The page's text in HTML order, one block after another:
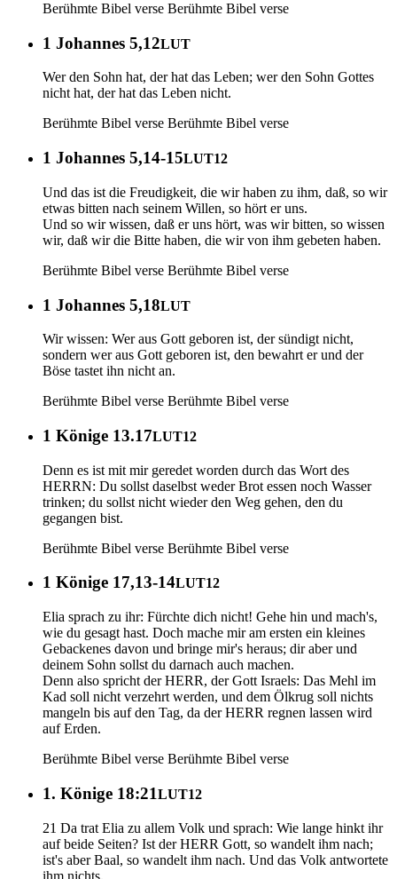
Berühmte Bibel verse Berühmte Bibel verse
1 Johannes 5,12LUT
Wer den Sohn hat, der hat das Leben; wer den Sohn Gottes
nicht hat, der hat das Leben nicht.
Berühmte Bibel verse Berühmte Bibel verse
1 Johannes 5,14-15LUT12
Und das ist die Freudigkeit, die wir haben zu ihm, daß, so wir
etwas bitten nach seinem Willen, so hört er uns.
Und so wir wissen, daß er uns hört, was wir bitten, so wissen
wir, daß wir die Bitte haben, die wir von ihm gebeten haben.
Berühmte Bibel verse Berühmte Bibel verse
1 Johannes 5,18LUT
Wir wissen: Wer aus Gott geboren ist, der sündigt nicht,
sondern wer aus Gott geboren ist, den bewahrt er und der
Böse tastet ihn nicht an.
Berühmte Bibel verse Berühmte Bibel verse
1 Könige 13.17LUT12
Denn es ist mit mir geredet worden durch das Wort des
HERRN: Du sollst daselbst weder Brot essen noch Wasser
trinken; du sollst nicht wieder den Weg gehen, den du
gegangen bist.
Berühmte Bibel verse Berühmte Bibel verse
1 Könige 17,13-14LUT12
Elia sprach zu ihr: Fürchte dich nicht! Gehe hin und mach's,
wie du gesagt hast. Doch mache mir am ersten ein kleines
Gebackenes davon und bringe mir's heraus; dir aber und
deinem Sohn sollst du darnach auch machen.
Denn also spricht der HERR, der Gott Israels: Das Mehl im
Kad soll nicht verzehrt werden, und dem Ölkrug soll nichts
mangeln bis auf den Tag, da der HERR regnen lassen wird
auf Erden.
Berühmte Bibel verse Berühmte Bibel verse
1. Könige 18:21LUT12
21 Da trat Elia zu allem Volk und sprach: Wie lange hinkt ihr
auf beide Seiten? Ist der HERR Gott, so wandelt ihm nach;
ist's aber Baal, so wandelt ihm nach. Und das Volk antwortete
ihm nichts.